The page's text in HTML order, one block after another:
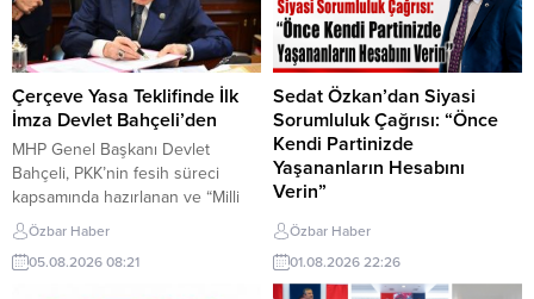
Çerçeve Yasa Teklifinde İlk
İmza Devlet Bahçeli’den
MHP Genel Başkanı Devlet
Bahçeli, PKK’nin fesih süreci
kapsamında hazırlanan ve “Milli
Dayanışma ve Toplumsal
Bütünleşmenin Güçlendirilmesi”
adını taşıyan çerçeve yasa teklifini
Özbar Haber
05.08.2026 08:21
Sedat Özkan’dan Siyasi
Sorumluluk Çağrısı: “Önce
Kendi Partinizde
Yaşananların Hesabını
Verin”
DOĞRU Parti Genel Başkan
Yardımcısı Sedat Özkan,
gündeme ilişkin yaptığı yazılı
açıklamada yerel seçimlerin
Özbar Haber
01.08.2026 22:26